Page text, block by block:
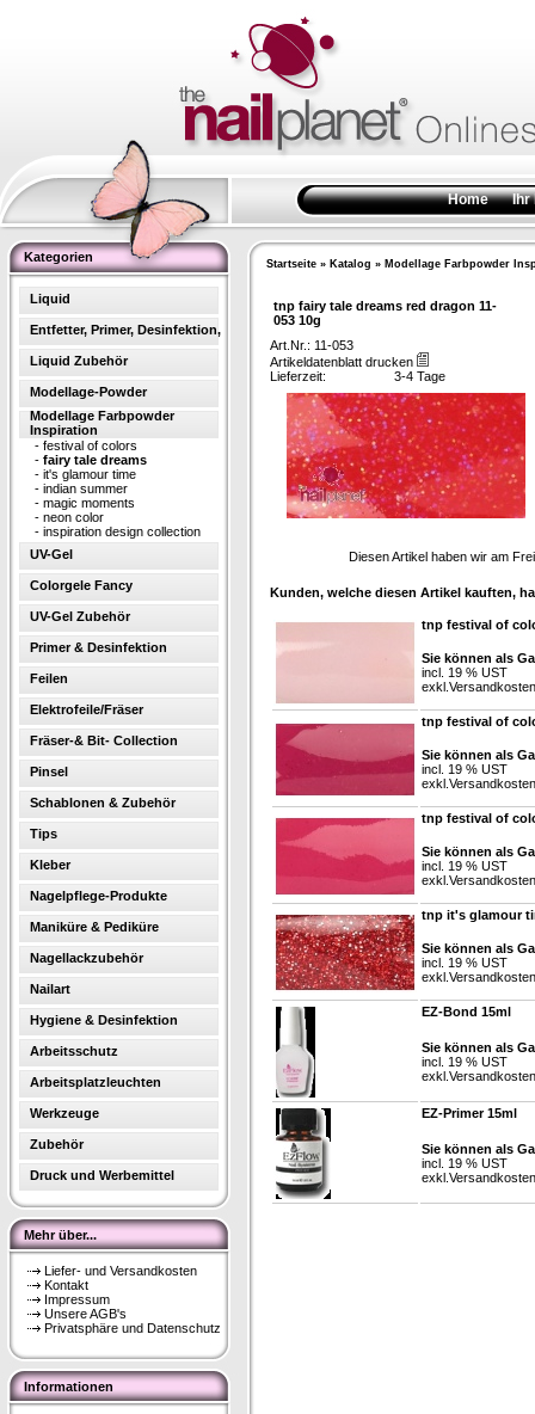
Home Ihr
Kategorien
Liquid
Entfetter, Primer, Desinfektion,
Liquid Zubehör
Modellage-Powder
Modellage Farbpowder
Inspiration
- festival of colors
- fairy tale dreams
- it's glamour time
- indian summer
- magic moments
- neon color
- inspiration design collection
UV-Gel
Colorgele Fancy
UV-Gel Zubehör
Primer & Desinfektion
Feilen
Elektrofeile/Fräser
Fräser-& Bit- Collection
Pinsel
Schablonen & Zubehör
Tips
Kleber
Nagelpflege-Produkte
Maniküre & Pediküre
Nagellackzubehör
Nailart
Hygiene & Desinfektion
Arbeitsschutz
Arbeitsplatzleuchten
Werkzeuge
Zubehör
Druck und Werbemittel
Mehr über...
Liefer- und Versandkosten
Kontakt
Impressum
Unsere AGB's
Privatsphäre und Datenschutz
Informationen
Startseite » Katalog » Modellage Farbpowder
tnp fairy tale dreams red dragon 11-
053 10g
Art.Nr.: 11-053
Artikeldatenblatt drucken
Lieferzeit:
3-4 Tage
Diesen Artikel haben wir am
Kunden, welche diesen Artikel kauften,
tnp festival of
Sie können als
incl. 19 % UST
exkl. Versandkosten
tnp festival of
Sie können als
incl. 19 % UST
exkl. Versandkosten
tnp festival of
Sie können als
incl. 19 % UST
exkl. Versandkosten
tnp it's glamour
Sie können als
incl. 19 % UST
exkl. Versandkosten
EZ-Bond 15ml
Sie können als
incl. 19 % UST
exkl. Versandkosten
EZ-Primer 15ml
Sie können als
incl. 19 % UST
exkl. Versandkosten